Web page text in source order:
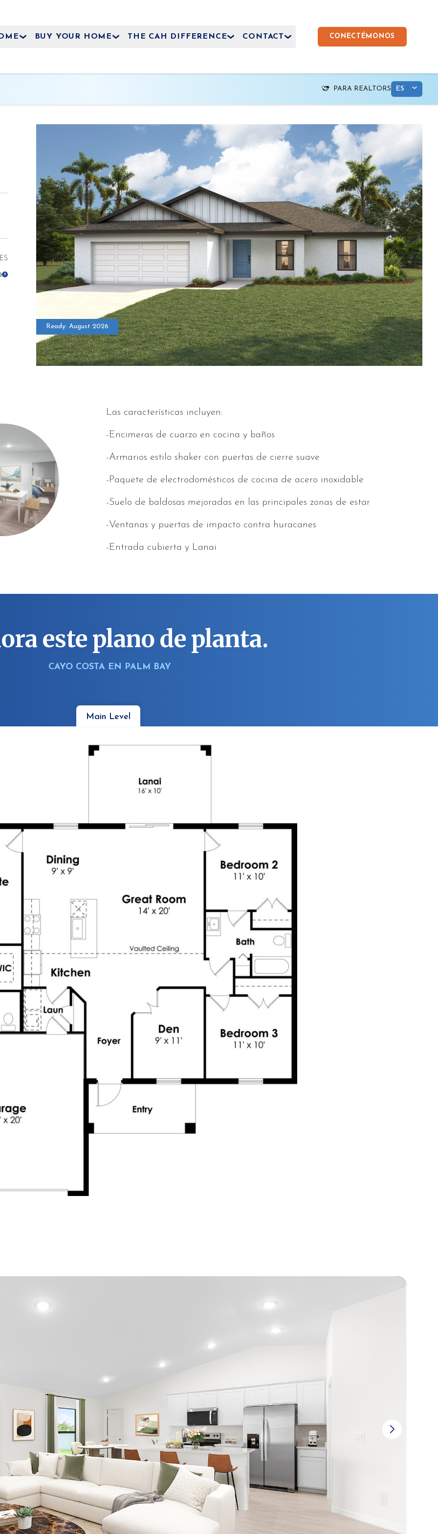
BUY YOUR HOME THE CAH DIFFERENCE CONTACT CONECTÉMONOS
PARA REALTORS
Ready: August 2026
* Las altitudes pueden variar según la ubicación.
Las características incluyen:
-Encimeras de cuarzo en cocina y baños
-Armarios estilo shaker con puertas de cierre suave
-Paquete de electrodomésticos de cocina de acero inoxidable
-Suelo de baldosas mejoradas en las principales zonas de estar
-Ventanas y puertas de impacto contra huracanes
-Entrada cubierta y Lanai
este plano de planta.
CAYO COSTA EN PALM BAY
Main Level